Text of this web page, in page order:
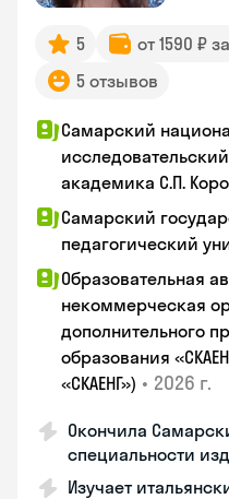
5 от 1590 ₽
5 отзывов
Самарский
академика С.П.
Самарский
педагогический
Образовательная
некоммерческая
дополнительного
образования
«СКАЕНГ») • 2026 г.
Окончила
специальности
Изучает